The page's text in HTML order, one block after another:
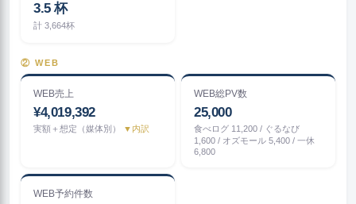
3.5 杯
計 3,664杯
② WEB
WEB売上
¥4,019,392
実額＋想定（媒体別） ▼内訳
WEB総PV数
25,000
食べログ 11,200 / ぐるなび
1,600 / オズモール 5,400 / 一休
6,800
WEB予約件数